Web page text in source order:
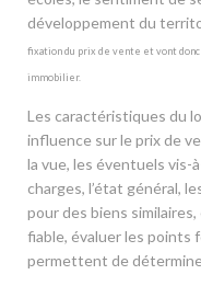
développement du
fixation du prix de vente et vont
immobilier.
Les caractéristiques du
influence sur le prix de
la vue, les éventuels vis-
charges, l’état général,
pour des biens
fiable, évaluer les points
permettent de